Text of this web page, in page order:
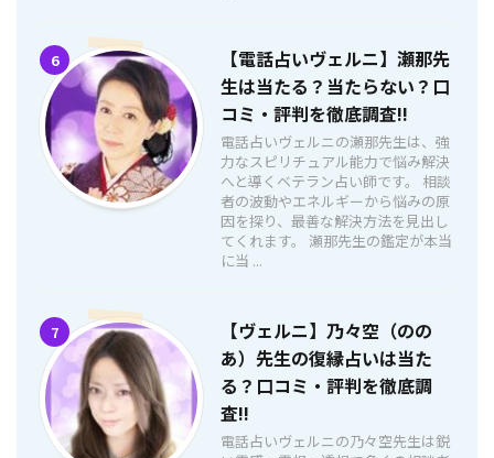
6
【電話占いヴェルニ】瀬那先
生は当たる？当たらない？口
コミ・評判を徹底調査!!
電話占いヴェルニの瀬那先生は、強
力なスピリチュアル能力で悩み解決
へと導くベテラン占い師です。 相談
者の波動やエネルギーから悩みの原
因を探り、最善な解決方法を見出し
てくれます。 瀬那先生の鑑定が本当
に当 ...
7
【ヴェルニ】乃々空（のの
あ）先生の復縁占いは当た
る？口コミ・評判を徹底調
査!!
電話占いヴェルニの乃々空先生は鋭